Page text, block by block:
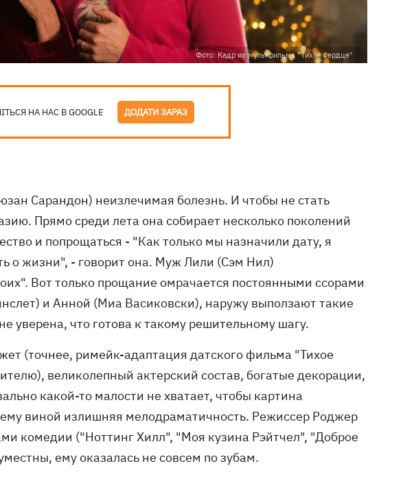
Фото: Кадр из мультфильма "Тихое сердце"
НА НАС В GOOGLE ДОДАТИ ЗАРАЗ
Сарандон) неизлечимая болезнь. И чтобы не стать
Прямо среди лета она собирает несколько поколений
и попрощаться - "Как только мы назначили дату, я
о жизни", - говорит она. Муж Лили (Сэм Нил)
Вот только прощание омрачается постоянными ссорами
и Анной (Миа Васиковски), наружу выползают такие
уверена, что готова к такому решительному шагу.
(точнее, римейк-адаптация датского фильма "Тихое
великолепный актерский состав, богатые декорации,
какой-то малости не хватает, чтобы картина
виной излишняя мелодраматичность. Режиссер Роджер
комедии ("Ноттинг Хилл", "Моя кузина Рэйтчел", "Доброе
ему оказалась не совсем по зубам.